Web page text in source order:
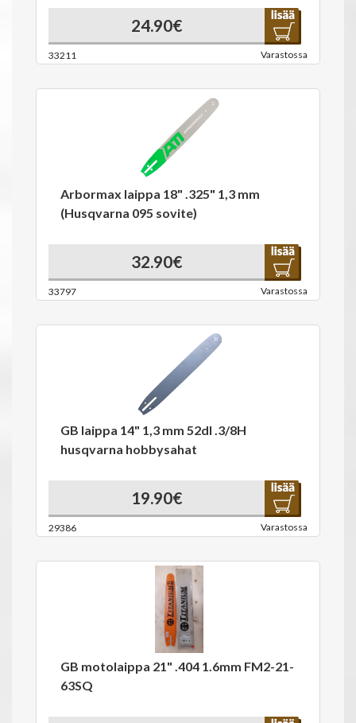
24.90€
33211 Varastossa
Arbormax laippa 18" .325" 1,3 mm
(Husqvarna 095 sovite)
32.90€
33797 Varastossa
GB laippa 14" 1,3 mm 52dl .3/8H
husqvarna hobbysahat
19.90€
29386 Varastossa
GB motolaippa 21" .404 1.6mm FM2-21-
63SQ